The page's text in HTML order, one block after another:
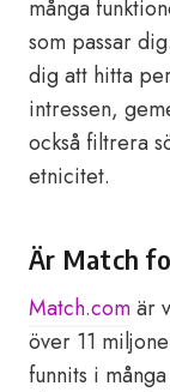
många
som passar
dig att hitta
intressen,
också filtrera
etnicitet.
Är Match
Match.comär
över 11
funnits i